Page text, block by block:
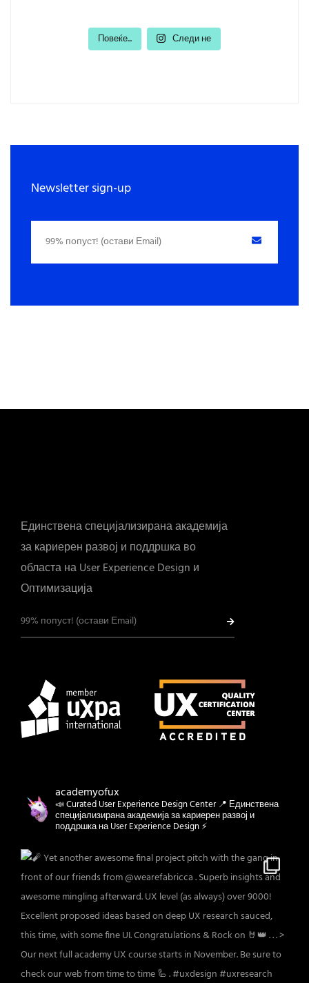
Повеќе... Следи не
Newsletter sign-up
Единствена специјализирана академија
за кариерен развој и поддршка во
областа на User Experience Design и
Оптимизација
academyofux
📣 Curated User Experience Design Center 📍 Единствена
специјализирана академија за кариерен развој и
поддршка на User Experience Design ⚡️